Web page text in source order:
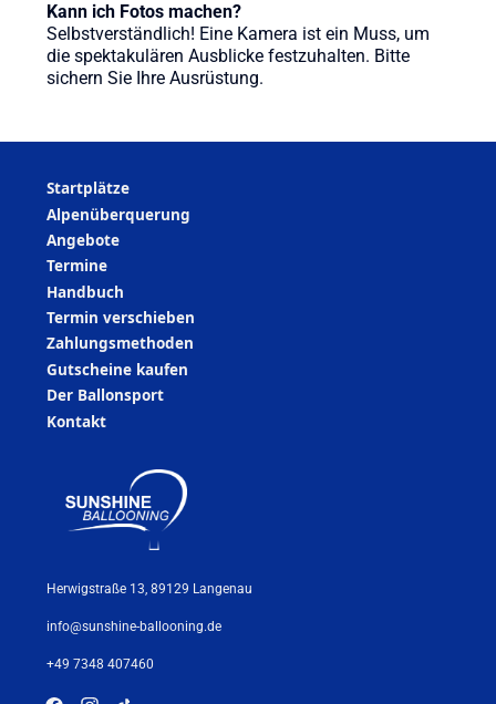
Kann ich Fotos machen?
Selbstverständlich! Eine Kamera ist ein Muss, um
die spektakulären Ausblicke festzuhalten. Bitte
sichern Sie Ihre Ausrüstung.
Startplätze
Alpenüberquerung
Angebote
Termine
Handbuch
Termin verschieben
Zahlungsmethoden
Gutscheine kaufen
Der Ballonsport
Kontakt
Herwigstraße 13, 89129 Langenau
info@sunshine-ballooning.de
+49 7348 407460